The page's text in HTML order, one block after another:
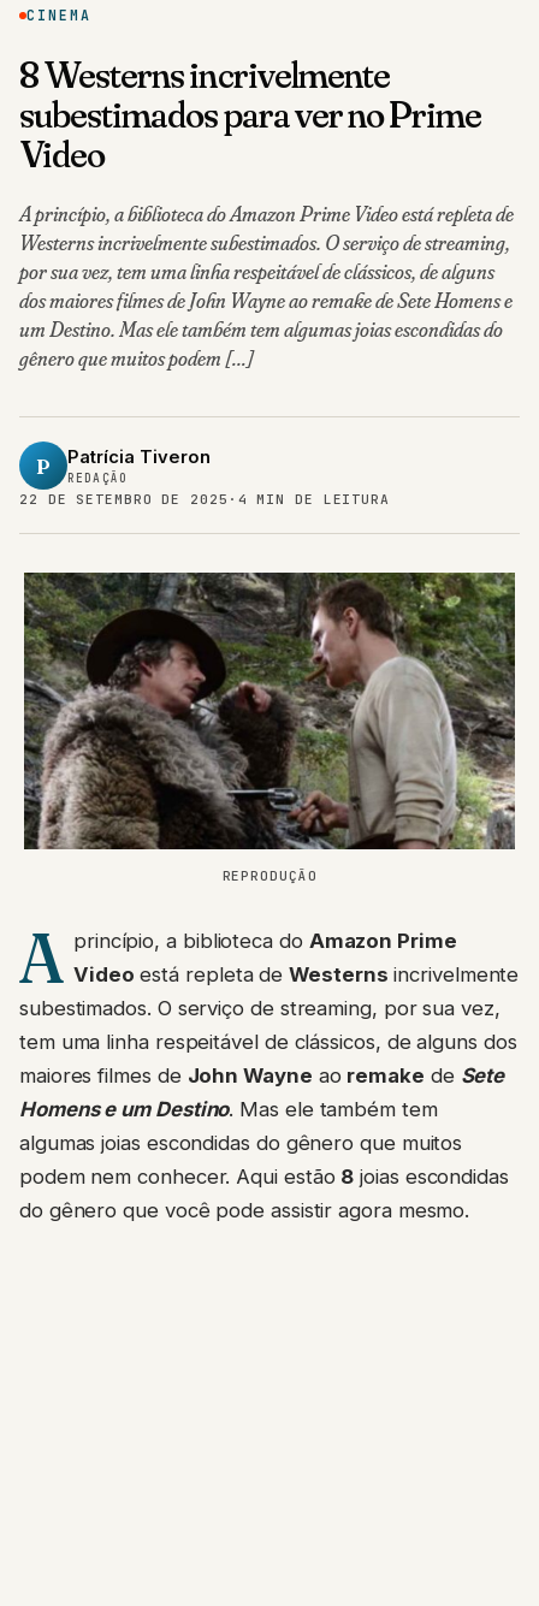
CINEMA
8 Westerns incrivelmente
subestimados para ver no Prime
Video
A princípio, a biblioteca do Amazon Prime Video está repleta de
Westerns incrivelmente subestimados. O serviço de streaming,
por sua vez, tem uma linha respeitável de clássicos, de alguns
dos maiores filmes de John Wayne ao remake de Sete Homens e
um Destino. Mas ele também tem algumas joias escondidas do
gênero que muitos podem […]
P Patrícia Tiveron
REDAÇÃO
22 DE SETEMBRO DE 2025 · 4 MIN DE LEITURA
REPRODUÇÃO
A princípio, a biblioteca do Amazon Prime
Video está repleta deWesterns incrivelmente
subestimados. O serviço de streaming, por sua vez,
tem uma linha respeitável de clássicos, de alguns dos
maiores filmes de John Wayne ao remake de Sete
Homens e um Destino. Mas ele também tem
algumas joias escondidas do gênero que muitos
podem nem conhecer. Aqui estão 8 joias escondidas
do gênero que você pode assistir agora mesmo.